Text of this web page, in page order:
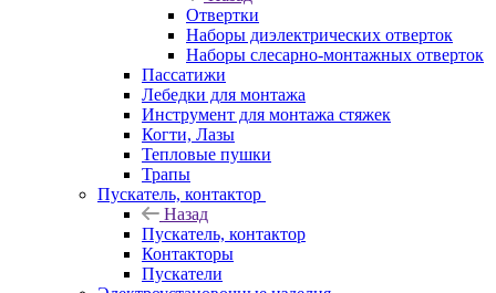
Отвертки
Наборы диэлектрических отверток
Наборы слесарно-монтажных отверток
Пассатижи
Лебедки для монтажа
Инструмент для монтажа стяжек
Когти, Лазы
Тепловые пушки
Трапы
Пускатель, контактор
Назад
Пускатель, контактор
Контакторы
Пускатели